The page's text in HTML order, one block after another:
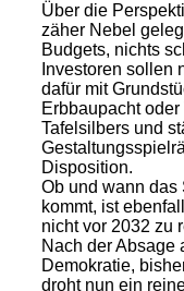
Über die
zäher Nebel
Budgets, nichts
Investoren sollen
dafür mit
Erbbaupacht
Tafelsilbers und
Disposition.
Ob und wann
kommt, ist
nicht vor 2032 zu
Nach der Absage
Demokratie,
droht nun ein